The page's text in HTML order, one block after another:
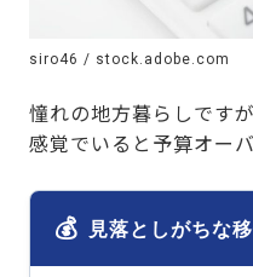
siro46 / stock.adobe.com
憧れの地方暮らしです
感覚でいると予算オー
💰 見落としがちな